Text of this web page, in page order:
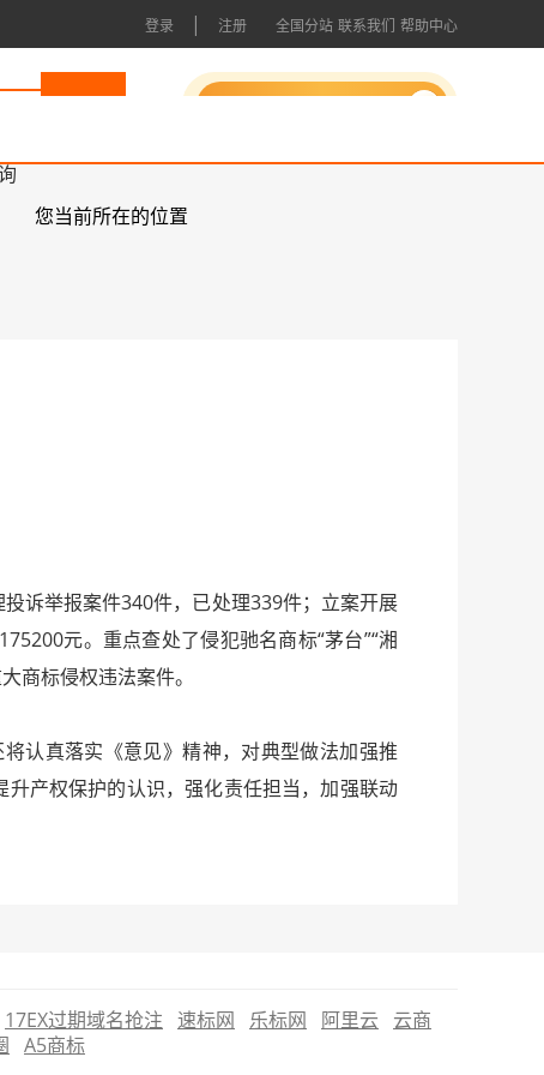
登录 | 注册 全国分站 联系我们 帮助中心
您当前所在的位置
诉举报案件340件，已处理339件；立案开展
元。重点查处了侵犯驰名商标“茅台”“湘
商标侵权违法案件。
认真落实《意见》精神，对典型做法加强推
产权保护的认识，强化责任担当，加强联动
17EX过期域名抢注 速标网 乐标网 阿里云
云商
A5商标